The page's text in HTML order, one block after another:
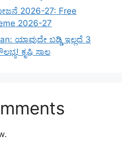
2026-27: Free
2026-27
ಯಾವುದೇ ಬಡ್ಡಿ ಇಲ್ಲದೆ 3
ಕೃಷಿ ಸಾಲ